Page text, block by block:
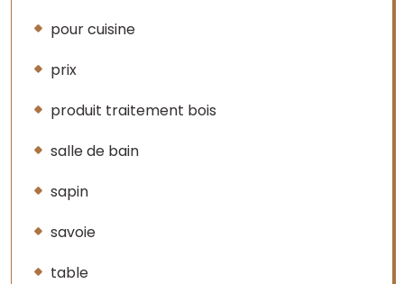
pour cuisine
prix
produit traitement bois
salle de bain
sapin
savoie
table